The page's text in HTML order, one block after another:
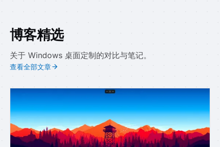
博客精选
关于 Windows 桌面定制的对比与笔记。
查看全部文章